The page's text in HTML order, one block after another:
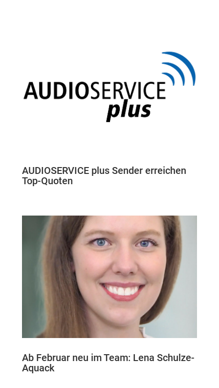
AUDIOSERVICE plus Sender erreichen
Top-Quoten
Ab Februar neu im Team: Lena Schulze-
Aquack